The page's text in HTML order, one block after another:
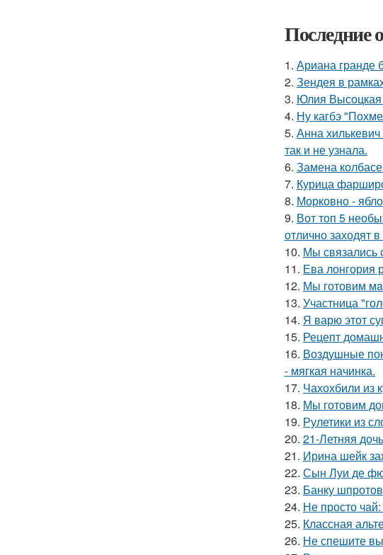
Последние
1. Ариана гранде
2. Зендея в
3. Юлия Высоцкая
4. Ну кагбэ
5. Анна
так и не узнала.
6. Замена
7. Курица
8. Морковно -
9. Вот топ 5
отлично заходят в
10. Мы связались
11. Ева лонгория
12. Мы готовим
13. Участница
14. Я варю этот
15. Рецепт
16. Воздушные
- мягкая начинка.
17. Чахохбили из
18. Мы готовим
19. Рулетики из
20. 21-Летняя
21. Ирина шейк
22. Сын Луи де
23. Банку
24. Не просто
25. Классная
26. Не спешите